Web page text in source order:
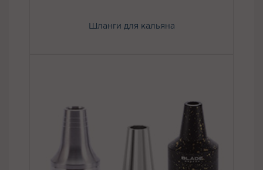
Шланги для кальяна